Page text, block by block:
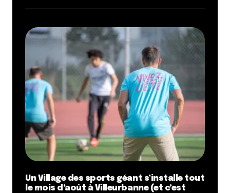
Un Village des sports géant s’installe tout
le mois d’août à Villeurbanne (et c’est